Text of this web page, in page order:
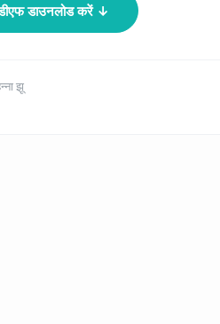
डाउनलोड करें ↓
झू